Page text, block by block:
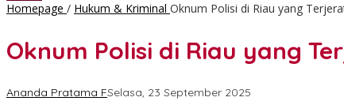
Homepage / Hukum & Kriminal Oknum Polisi di Riau yang
Oknum Polisi di Riau yang
Ananda Pratama FSelasa, 23 September 2025